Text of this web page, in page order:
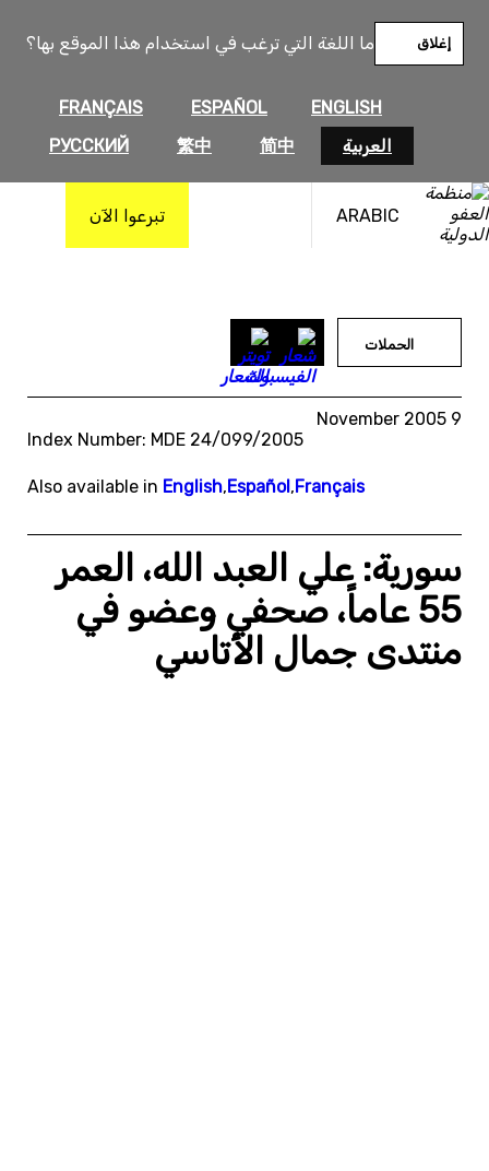
ما اللغة التي ترغب في استخدام هذا الموقع بها؟
ENGLISH
ESPAÑOL
FRANÇAIS
العربية
简中
繁中
РУССКИЙ
إغلاق
ARABIC تبرعوا الآن
المحتوى
الحملات
9 November 2005
Index Number: MDE 24/099/2005
Also available in English,Español,Français
سورية: علي العبد الله، العمر
55 عاماً، صحفي وعضو في
منتدى جمال الأتاسي